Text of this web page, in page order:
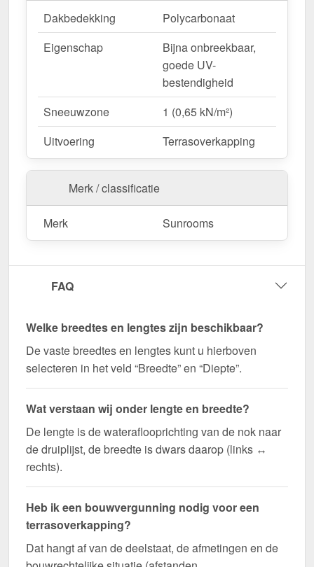
Dakbedekking
Polycarbonaat
Eigenschap
Bijna onbreekbaar,
goede UV-
bestendigheid
Sneeuwzone
1 (0,65 kN/m²)
Uitvoering
Terrasoverkapping
Merk / classificatie
Merk Sunrooms
FAQ
Welke breedtes en lengtes zijn beschikbaar?
De vaste breedtes en lengtes kunt u hierboven
selecteren in het veld “Breedte” en “Diepte”.
Wat verstaan wij onder lengte en breedte?
De lengte is de wateraflooprichting van de nok naar
de druiplijst, de breedte is dwars daarop (links ↔
rechts).
Heb ik een bouwvergunning nodig voor een
terrasoverkapping?
Dat hangt af van de deelstaat, de afmetingen en de